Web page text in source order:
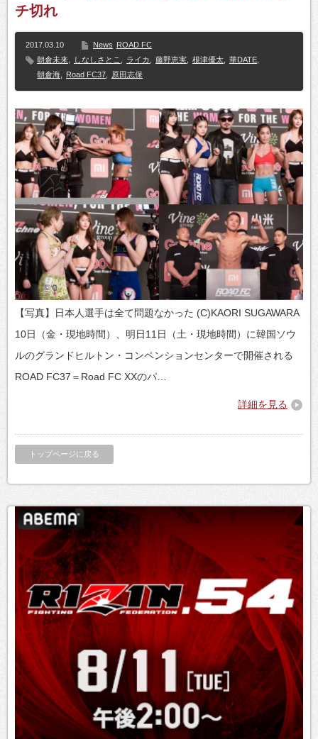
チ切れ
2017.03.10 News
ROAD FC
朝倉未来
しなしさとこ ライカ 藤野恵実 根津優太 華DATE
朝倉海
Road FC37 原田志保
【写真】日本人選手は全て問題なかった (C)KAORI SUGAWARA
10日（金・現地時間）、明日11日（土・現地時間）に韓国ソウ
ルのグランドヒルトン・コンペンションセンターで開催される
ROAD FC37＝Road FC XXのパ…
詳細を見る
トップページに戻る